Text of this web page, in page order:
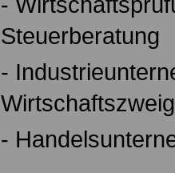
Steuerberatung
-
-